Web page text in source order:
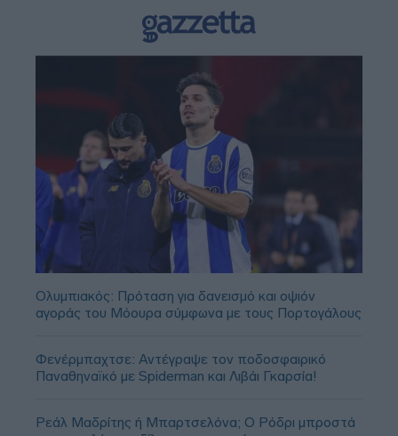
Ολυμπιακός: Πρόταση για δανεισμό και οψιόν
αγοράς του Μόουρα σύμφωνα με τους Πορτογάλους
Φενέρμπαχτσε: Αντέγραψε τον ποδοσφαιρικό
Παναθηναϊκό με Spiderman και Λιβάι Γκαρσία!
Ρεάλ Μαδρίτης ή Μπαρτσελόνα; Ο Ρόδρι μπροστά